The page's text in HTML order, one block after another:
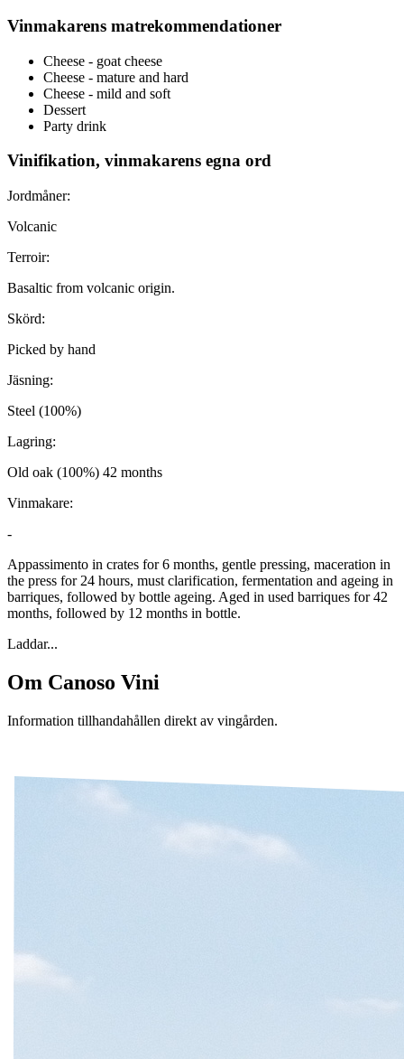
Vinmakarens matrekommendationer
Cheese - goat cheese
Cheese - mature and hard
Cheese - mild and soft
Dessert
Party drink
Vinifikation, vinmakarens egna ord
Jordmåner:
Volcanic
Terroir:
Basaltic from volcanic origin.
Skörd:
Picked by hand
Jäsning:
Steel (100%)
Lagring:
Old oak (100%) 42 months
Vinmakare:
-
Appassimento in crates for 6 months, gentle pressing, maceration in
the press for 24 hours, must clarification, fermentation and ageing in
barriques, followed by bottle ageing. Aged in used barriques for 42
months, followed by 12 months in bottle.
Laddar...
Om Canoso Vini
Information tillhandahållen direkt av vingården.